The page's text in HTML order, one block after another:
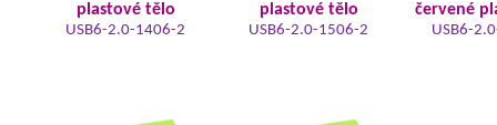
plastové tělo
USB6-2.0-1406-2
plastové tělo
USB6-2.0-1506-2
červené
USB6-